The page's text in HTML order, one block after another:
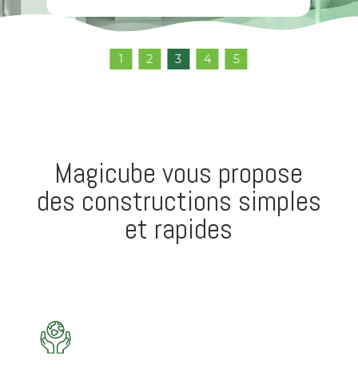
1 2 3 4 5
Magicube vous propose
des constructions simples
et rapides